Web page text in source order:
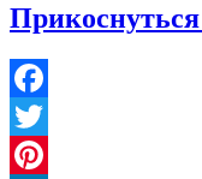
Facebook
Twitter